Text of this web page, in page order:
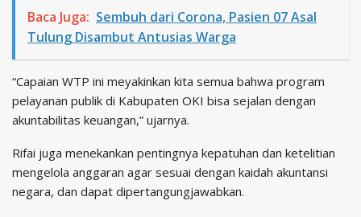
Baca Juga: Sembuh dari Corona, Pasien 07 Asal
Tulung Disambut Antusias Warga
“Capaian WTP ini meyakinkan kita semua bahwa program
pelayanan publik di Kabupaten OKI bisa sejalan dengan
akuntabilitas keuangan,” ujarnya.
Rifai juga menekankan pentingnya kepatuhan dan ketelitian
mengelola anggaran agar sesuai dengan kaidah akuntansi
negara, dan dapat dipertangungjawabkan.